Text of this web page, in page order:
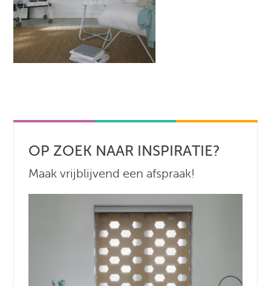
OP ZOEK NAAR INSPIRATIE?
Maak vrijblijvend een afspraak!